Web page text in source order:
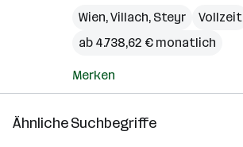
Wien,Villach, Steyr Vollzeit
ab 4.738,62 € monatlich
Merken
Ähnliche Suchbegriffe